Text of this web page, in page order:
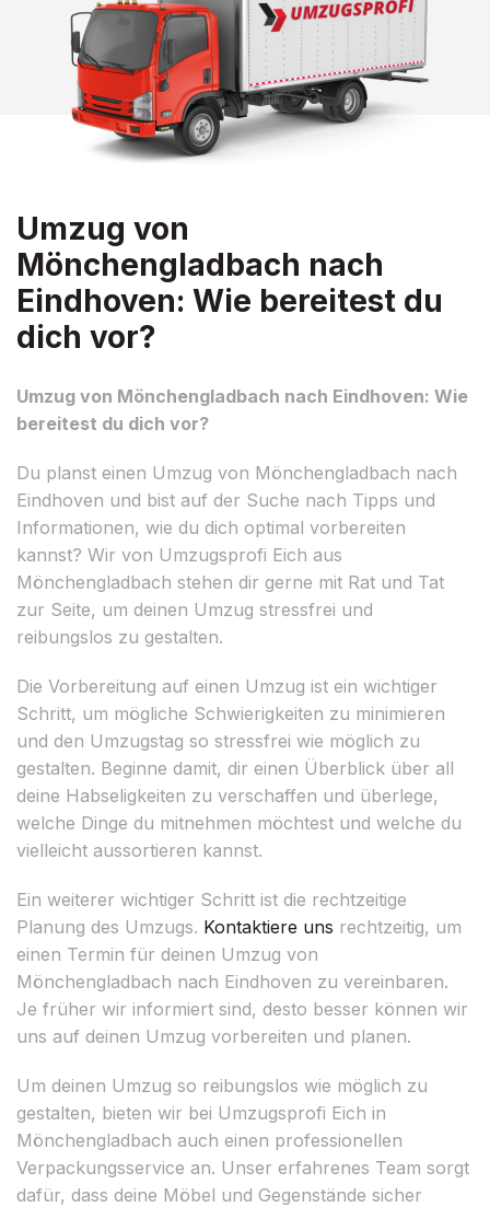
Umzug von
Mönchengladbach nach
Eindhoven: Wie bereitest du
dich vor?
Umzug von Mönchengladbach nach Eindhoven: Wie
bereitest du dich vor?
Du planst einen Umzug von Mönchengladbach nach
Eindhoven und bist auf der Suche nach Tipps und
Informationen, wie du dich optimal vorbereiten
kannst? Wir von Umzugsprofi Eich aus
Mönchengladbach stehen dir gerne mit Rat und Tat
zur Seite, um deinen Umzug stressfrei und
reibungslos zu gestalten.
Die Vorbereitung auf einen Umzug ist ein wichtiger
Schritt, um mögliche Schwierigkeiten zu minimieren
und den Umzugstag so stressfrei wie möglich zu
gestalten. Beginne damit, dir einen Überblick über all
deine Habseligkeiten zu verschaffen und überlege,
welche Dinge du mitnehmen möchtest und welche du
vielleicht aussortieren kannst.
Ein weiterer wichtiger Schritt ist die rechtzeitige
Planung des Umzugs. Kontaktiere uns rechtzeitig, um
einen Termin für deinen Umzug von
Mönchengladbach nach Eindhoven zu vereinbaren.
Je früher wir informiert sind, desto besser können wir
uns auf deinen Umzug vorbereiten und planen.
Um deinen Umzug so reibungslos wie möglich zu
gestalten, bieten wir bei Umzugsprofi Eich in
Mönchengladbach auch einen professionellen
Verpackungsservice an. Unser erfahrenes Team sorgt
dafür, dass deine Möbel und Gegenstände sicher